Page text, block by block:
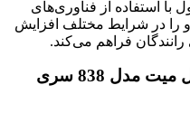
مدل 838 سری اول با استفاده از فناوری‌های
را در شرایط مختلف افزایش
فراهم می‌کند.
ویژگی‌های دزدگیر خودرو استیل میت مدل 838 سری